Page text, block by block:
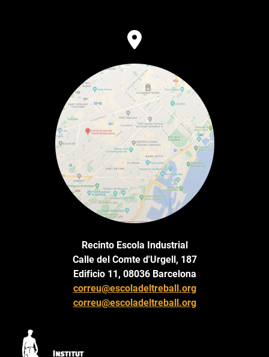
Recinto Escola Industrial
Calle del Comte d'Urgell, 187
Edificio 11, 08036 Barcelona
correu@escoladeltreball.org
correu@escoladeltreball.org